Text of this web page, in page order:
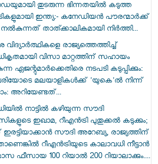
തുടരുന്ന ഭിന്നതയിൽ കടുത്ത
ഇന്ത്യ:- കനേഡിയൻ പൗരന്മാർക്ക്
താത്ക്കാലികമായി നിർത്തി...
വിദ്യാർത്ഥികളെ രാജ്യത്തെത്തിച്ച്
വിസാ മാറ്റത്തിന് സഹായം
ഏജന്റുമാർക്കെതിരെ നടപടി കടുപ്പിക്കും:
മലയാളികൾക്ക് 'യുകെ'ൽ നിന്ന്
അറിയേണ്ടത്...
നാട്ടിൽ കഴിയുന്ന സൗദി
ഇഖാമ, റീഎൻട്രി പുതുക്കൽ കടുക്കും;
സൗദി അറേബ്യ, രാജ്യത്തിന്
റീഎൻട്രിയുടെ കാലാവധി നീട്ടാൻ
ഫീസായ 100 റിയാൽ 200 റിയാലാക്കും....